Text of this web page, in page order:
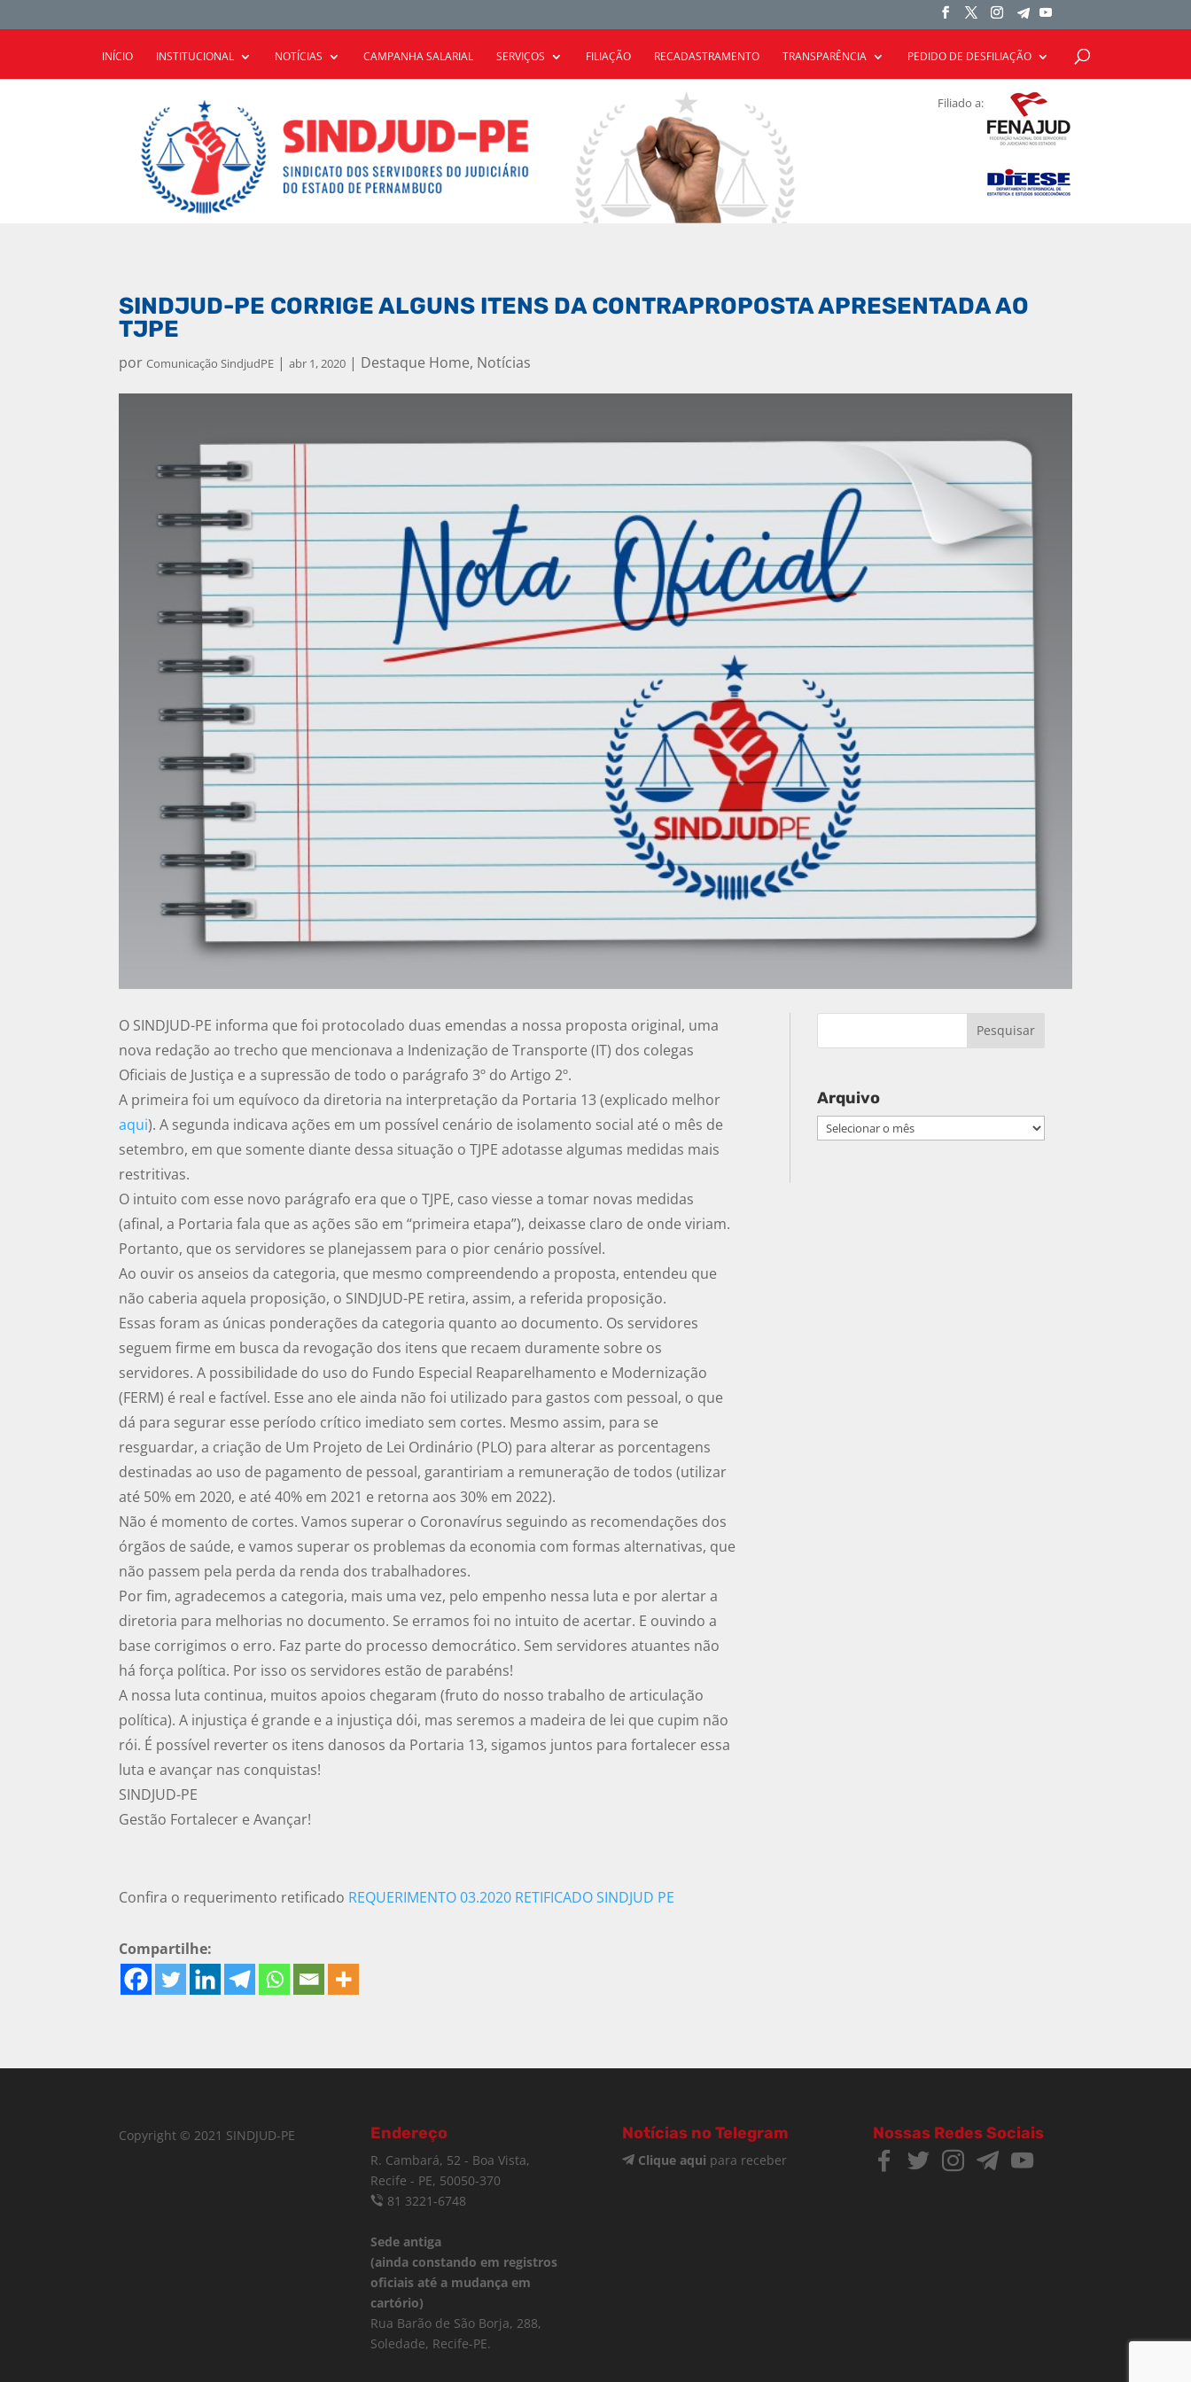
INÍCIO INSTITUCIONAL NOTÍCIAS CAMPANHA SALARIAL SERVIÇOS FILIAÇÃO RECADASTRAMENTO TRANSPARÊNCIA PEDIDO DE DESFILIAÇÃO
Filiado a:
SINDJUD-PE CORRIGE ALGUNS ITENS DA CONTRAPROPOSTA APRESENTADA AO
TJPE
porComunicação SindjudPE |abr 1, 2020 | Destaque Home, Notícias
O SINDJUD-PE informa que foi protocolado duas emendas a nossa proposta original, uma
nova redação ao trecho que mencionava a Indenização de Transporte (IT) dos colegas
Oficiais de Justiça e a supressão de todo o parágrafo 3º do Artigo 2º.
A primeira foi um equívoco da diretoria na interpretação da Portaria 13 (explicado melhor
aqui). A segunda indicava ações em um possível cenário de isolamento social até o mês de
setembro, em que somente diante dessa situação o TJPE adotasse algumas medidas mais
restritivas.
O intuito com esse novo parágrafo era que o TJPE, caso viesse a tomar novas medidas
(afinal, a Portaria fala que as ações são em “primeira etapa”), deixasse claro de onde viriam.
Portanto, que os servidores se planejassem para o pior cenário possível.
Ao ouvir os anseios da categoria, que mesmo compreendendo a proposta, entendeu que
não caberia aquela proposição, o SINDJUD-PE retira, assim, a referida proposição.
Essas foram as únicas ponderações da categoria quanto ao documento. Os servidores
seguem firme em busca da revogação dos itens que recaem duramente sobre os
servidores. A possibilidade do uso do Fundo Especial Reaparelhamento e Modernização
(FERM) é real e factível. Esse ano ele ainda não foi utilizado para gastos com pessoal, o que
dá para segurar esse período crítico imediato sem cortes. Mesmo assim, para se
resguardar, a criação de Um Projeto de Lei Ordinário (PLO) para alterar as porcentagens
destinadas ao uso de pagamento de pessoal, garantiriam a remuneração de todos (utilizar
até 50% em 2020, e até 40% em 2021 e retorna aos 30% em 2022).
Não é momento de cortes. Vamos superar o Coronavírus seguindo as recomendações dos
órgãos de saúde, e vamos superar os problemas da economia com formas alternativas, que
não passem pela perda da renda dos trabalhadores.
Por fim, agradecemos a categoria, mais uma vez, pelo empenho nessa luta e por alertar a
diretoria para melhorias no documento. Se erramos foi no intuito de acertar. E ouvindo a
base corrigimos o erro. Faz parte do processo democrático. Sem servidores atuantes não
há força política. Por isso os servidores estão de parabéns!
A nossa luta continua, muitos apoios chegaram (fruto do nosso trabalho de articulação
política). A injustiça é grande e a injustiça dói, mas seremos a madeira de lei que cupim não
rói. É possível reverter os itens danosos da Portaria 13, sigamos juntos para fortalecer essa
luta e avançar nas conquistas!
SINDJUD-PE
Gestão Fortalecer e Avançar!
Confira o requerimento retificado REQUERIMENTO 03.2020 RETIFICADO SINDJUD PE
Compartilhe:
Arquivo
Arquivo
Copyright © 2021 SINDJUD-PE Endereço
R. Cambará, 52 - Boa Vista,
Recife - PE, 50050-370
81 3221-6748
Sede antiga
(ainda constando em registros
oficiais até a mudança em
cartório)
Rua Barão de São Borja, 288,
Soledade, Recife-PE.
Notícias no Telegram
Clique aqui para receber
Nossas Redes Sociais